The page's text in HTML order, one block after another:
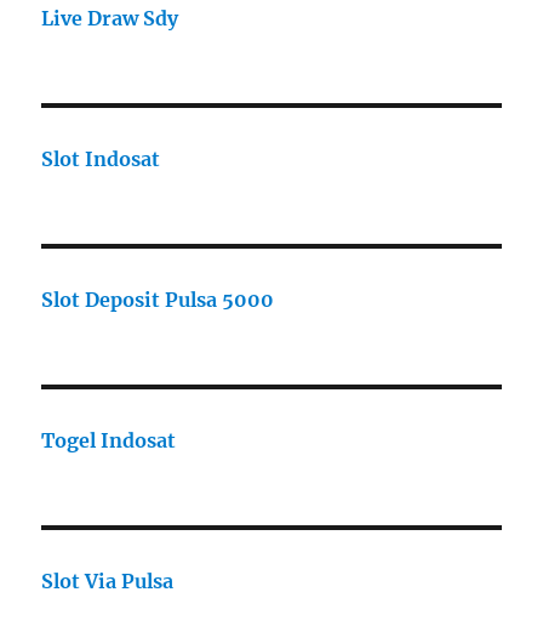
Live Draw Sdy
Slot Indosat
Slot Deposit Pulsa 5000
Togel Indosat
Slot Via Pulsa